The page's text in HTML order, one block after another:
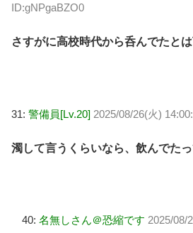
ID:gNPgaBZO0
さすがに高校時代から呑んでたと
31: 警備員[Lv.20] 2025/08/26(火)
濁して言うくらいなら、飲んでたっ
40: 名無しさん＠恐縮です 2025/08/